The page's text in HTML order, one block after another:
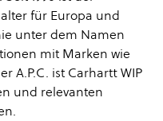
für Europa und
unter dem Namen
mit Marken wie
A.P.C. ist Carhartt WIP
und relevanten